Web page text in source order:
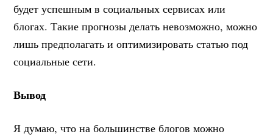
будет успешным в социальных сервисах или
блогах. Такие прогнозы делать невозможно, можно
лишь предполагать и оптимизировать статью под
социальные сети.
Вывод
Я думаю, что на большинстве блогов можно